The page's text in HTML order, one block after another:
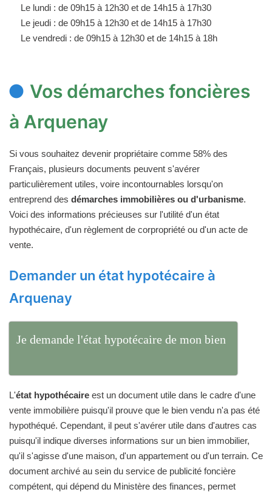
Le lundi : de 09h15 à 12h30 et de 14h15 à 17h30
Le jeudi : de 09h15 à 12h30 et de 14h15 à 17h30
Le vendredi : de 09h15 à 12h30 et de 14h15 à 18h
Vos démarches foncières
à Arquenay
Si vous souhaitez devenir propriétaire comme 58% des
Français, plusieurs documents peuvent s'avérer
particulièrement utiles, voire incontournables lorsqu'on
entreprend des démarches immobilières ou d'urbanisme.
Voici des informations précieuses sur l'utilité d'un état
hypothécaire, d'un règlement de corpropriété ou d'un acte de
vente.
Demander un état hypotécaire à
Arquenay
Je demande l'état hypotécaire de mon bien
L'état hypothécaire est un document utile dans le cadre d'une
vente immobilière puisqu'il prouve que le bien vendu n'a pas été
hypothéqué. Cependant, il peut s'avérer utile dans d'autres cas
puisqu'il indique diverses informations sur un bien immobilier,
qu'il s'agisse d'une maison, d'un appartement ou d'un terrain. Ce
document archivé au sein du service de publicité foncière
compétent, qui dépend du Ministère des finances, permet